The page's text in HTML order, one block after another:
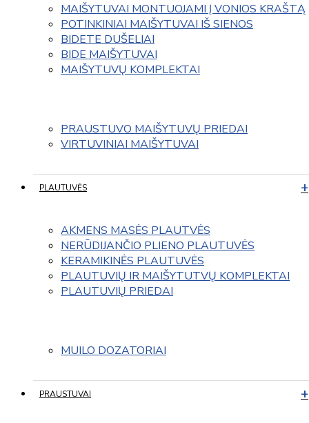
MAIŠYTUVAI MONTUOJAMI Į VONIOS KRAŠTĄ
POTINKINIAI MAIŠYTUVAI IŠ SIENOS
BIDETE DUŠELIAI
BIDE MAIŠYTUVAI
MAIŠYTUVŲ KOMPLEKTAI
PRAUSTUVO MAIŠYTUVŲ PRIEDAI
VIRTUVINIAI MAIŠYTUVAI
PLAUTUVĖS
AKMENS MASĖS PLAUTVĖS
NERŪDIJANČIO PLIENO PLAUTUVĖS
KERAMIKINĖS PLAUTUVĖS
PLAUTUVIŲ IR MAIŠYTUTVŲ KOMPLEKTAI
PLAUTUVIŲ PRIEDAI
MUILO DOZATORIAI
PRAUSTUVAI